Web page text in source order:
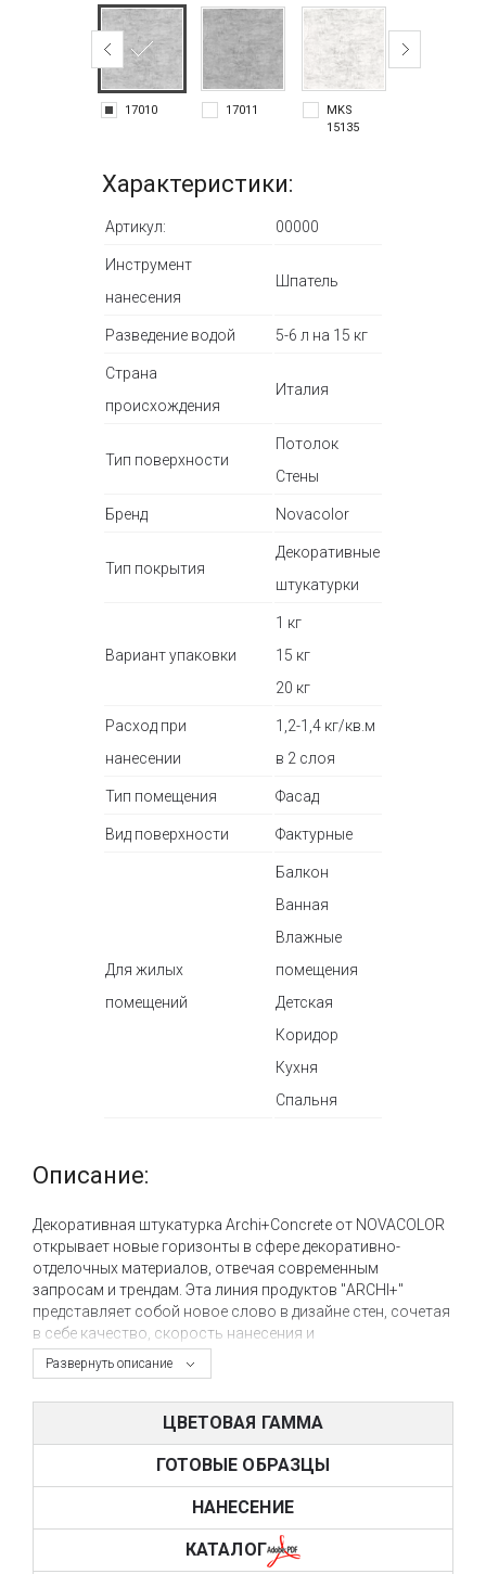
17010 17011
MKS
15135
Характеристики:
Артикул: 00000
Инструмент
нанесения
Шпатель
Разведение водой 5-6 л на 15 кг
Страна
происхождения
Италия
Тип поверхности
Потолок
Стены
Бренд Novacolor
Тип покрытия
Декоративные
штукатурки
Вариант упаковки
1 кг
15 кг
20 кг
Расход при
нанесении
1,2-1,4 кг/кв.м
в 2 слоя
Тип помещения Фасад
Вид поверхности Фактурные
Для жилых
помещений
Балкон
Ванная
Влажные
помещения
Детская
Коридор
Кухня
Спальня
Развернуть описание
Описание:
Декоративная штукатурка Archi+Concrete от NOVACOLOR
открывает новые горизонты в сфере декоративно-
отделочных материалов, отвечая современным
запросам и трендам. Эта линия продуктов "ARCHI+"
представляет собой новое слово в дизайне стен, сочетая
в себе качество, скорость нанесения и
конкурентоспособность.
штукатурка, предназначенная для воплощения
минималистических и современных декоров, а также
имитации бетона и цементных поверхностей. Этот
материал поставляется в сухом виде и позволяет
создавать стильные декоры по направлениям «лофт» и
Archi+Concrete – это инновационное декоративное
ЦВЕТОВАЯ ГАММА
ГОТОВЫЕ ОБРАЗЦЫ
НАНЕСЕНИЕ
КАТАЛОГ